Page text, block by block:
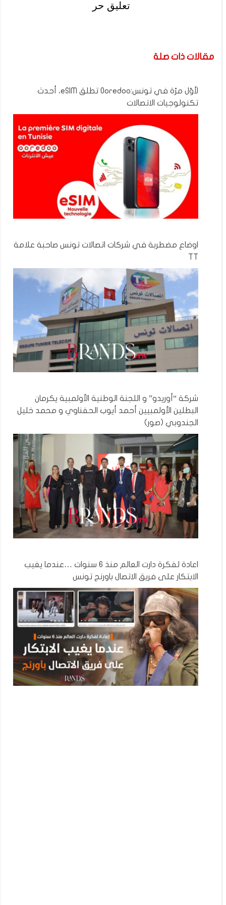
تعليق حر
مقالات ذات صلة
لأوّل مرّة في تونس:Ooredoo تطلق eSIM، أحدث
تكنولوجيات الاتصالات
اوضاع مضطربة في شركات اتصالات تونس صاحبة علامة
TT
شركة “أوريدو” و اللجنة الوطنية الأولمبية يكرمان
البطلين الأولمبيين أحمد أيوب الحفناوي و محمد خليل
الجندوبي (صور)
اعادة لفكرة دارت العالم منذ 6 سنوات …عندما يغيب
الابتكار على فريق الاتصال باورنج تونس